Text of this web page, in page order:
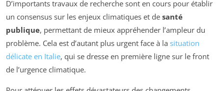
D’importants travaux de recherche sont en cours pour établir
un consensus sur les enjeux climatiques et de santé
publique, permettant de mieux appréhender l’ampleur du
problème. Cela est d’autant plus urgent face à la situation
délicate en Italie, qui se dresse en première ligne sur le front
de l’urgence climatique.